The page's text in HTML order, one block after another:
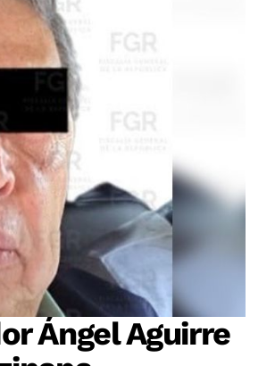
Ángel Aguirre